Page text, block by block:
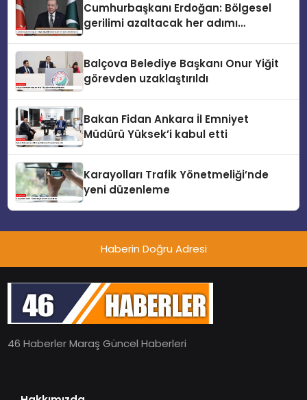
Cumhurbaşkanı Erdoğan: Bölgesel
gerilimi azaltacak her adımı
Balçova Belediye Başkanı Onur Yiğit
görevden uzaklaştırıldı
Bakan Fidan Ankara İl Emniyet
Müdürü Yüksek’i kabul etti
Karayolları Trafik Yönetmeliği’nde
yeni düzenleme
Haberin Doğru Adresi
46 Haberler Maraş Güncel Haberleri